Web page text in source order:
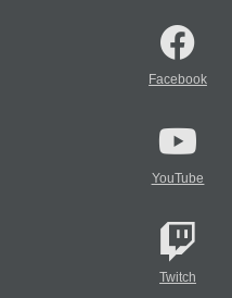
Facebook
YouTube
Twitch